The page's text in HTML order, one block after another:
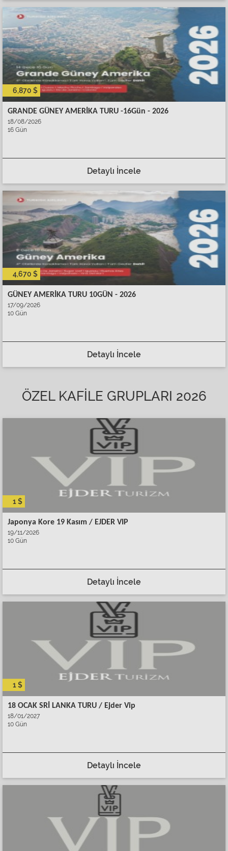
6,870 $
GRANDE GÜNEY AMERİKA TURU -16Gün - 2026
18/08/2026
16 Gün
Detaylı İncele
4,670 $
GÜNEY AMERİKA TURU 10GÜN - 2026
17/09/2026
10 Gün
Detaylı İncele
ÖZEL KAFİLE GRUPLARI 2026
1 $
Japonya Kore 19 Kasım / EJDER VIP
19/11/2026
10 Gün
Detaylı İncele
1 $
18 OCAK SRİ LANKA TURU / Ejder Vip
18/01/2027
10 Gün
Detaylı İncele